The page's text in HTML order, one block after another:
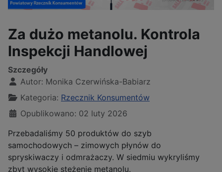
Za dużo metanolu. Kontrola
Inspekcji Handlowej
Szczegóły
Autor: Monika Czerwińska-Babiarz
Kategoria: Rzecznik Konsumentów
Opublikowano: 02 luty 2026
Przebadaliśmy 50 produktów do szyb
samochodowych – zimowych płynów do
spryskiwaczy i odmrażaczy. W siedmiu wykryliśmy
zbyt wysokie stężenie metanolu.